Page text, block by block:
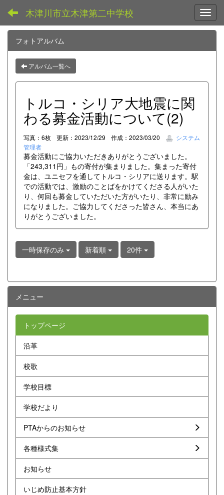
木津川市立木津第二中学校
フォトアルバム
アルバム一覧へ
トルコ・シリア大地震に関
わる募金活動について(2)
写真：6枚 更新：2023/12/29 作成：2023/03/20
システム
管理者
募金活動にご協力いただきありがとうございました。
「243,311円」もの寄付が集まりました。集まった寄付
金は、ユニセフを通してトルコ・シリアに送ります。駅
での活動では、激励のことばをかけてくださる人がいた
り、何回も募金していただいた方がいたり、非常に励み
になりました。ご協力してくださった皆さん、本当にあ
りがとうございました。
一時保存のみ 新着順 20件
メニュー
トップページ
沿革
校歌
学校目標
学校だより
PTAからのお知らせ
各種様式集
お知らせ
いじめ防止基本方針